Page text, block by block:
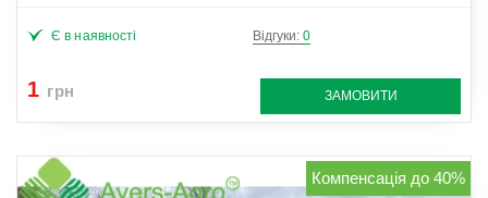
Є в наявності Відгуки: 0
1 грн ЗАМОВИТИ
Компенсація до 40%